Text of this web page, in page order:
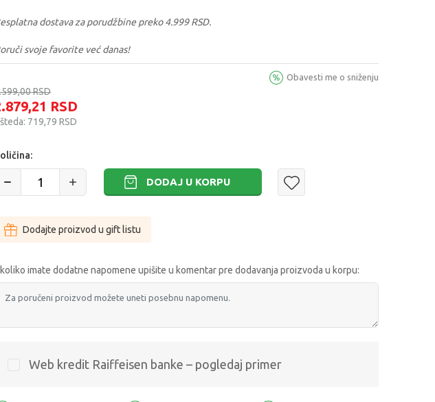
dostava za porudžbine preko 4.999 RSD.
svoje favorite već danas!
RSD
RSD
719,79 RSD
Obavesti me o sniženju
DODAJ U KORPU
Dodajte proizvod u gift listu
imate dodatne napomene upišite u komentar pre dodavanja proizvoda u korpu:
Web kredit Raiffeisen banke – pogledaj primer